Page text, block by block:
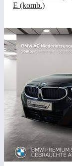
E (komb.)